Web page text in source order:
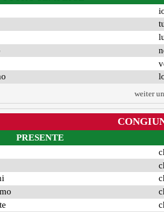
weiter
PRESENTE